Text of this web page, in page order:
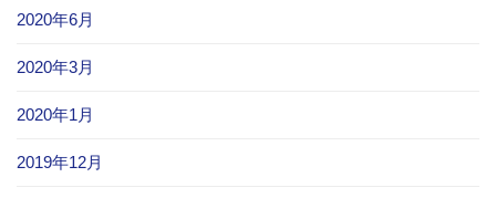
2020年6月
2020年3月
2020年1月
2019年12月